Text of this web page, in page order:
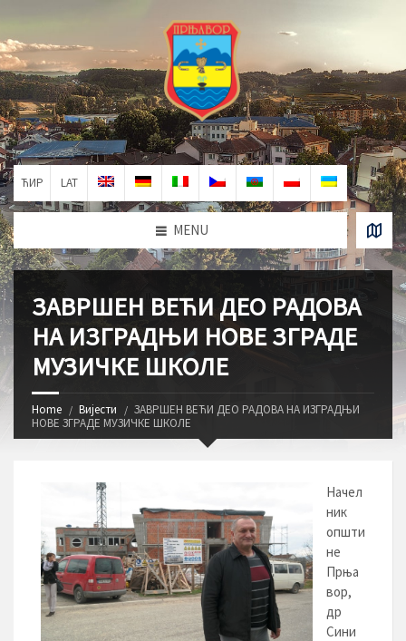
ЋИР LAT
MENU
ЗАВРШЕН ВЕЋИ ДЕО РАДОВА
НА ИЗГРАДЊИ НОВЕ ЗГРАДЕ
МУЗИЧКЕ ШКОЛЕ
Home Вијести
ЗАВРШЕН ВЕЋИ ДЕО РАДОВА НА ИЗГРАДЊИ
НОВЕ ЗГРАДЕ МУЗИЧКЕ ШКОЛЕ
Начел
ник
општи
не
Прња
вор,
др
Сини